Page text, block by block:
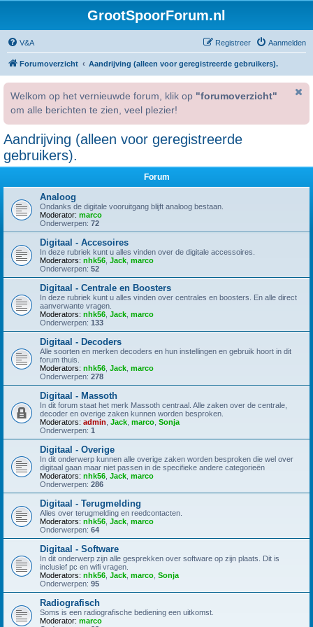
GrootSpoorForum.nl
V&A Aanmelden
Registreer
Forumoverzicht Aandrijving (alleen voor geregistreerde gebruikers).
Welkom op het vernieuwde forum, klik op "forumoverzicht"
om alle berichten te zien, veel plezier!
Aandrijving (alleen voor geregistreerde
gebruikers).
Forum
Analoog
Ondanks de digitale vooruitgang blijft analoog bestaan.
Moderator: marco
Onderwerpen: 72
Digitaal - Accesoires
In deze rubriek kunt u alles vinden over de digitale accessoires.
Moderators: nhk56 Jack marco
Onderwerpen: 52
Digitaal - Centrale en Boosters
In deze rubriek kunt u alles vinden over centrales en boosters. En alle direct
aanverwante vragen.
Moderators: nhk56 Jack marco
Onderwerpen: 133
Digitaal - Decoders
Alle soorten en merken decoders en hun instellingen en gebruik hoort in dit
forum thuis.
Moderators: nhk56 Jack marco
Onderwerpen: 278
Digitaal - Massoth
In dit forum staat het merk Massoth centraal. Alle zaken over de centrale,
decoder en overige zaken kunnen worden besproken.
Moderators: admin Jack marco Sonja
Onderwerpen: 1
Digitaal - Overige
In dit onderwerp kunnen alle overige zaken worden besproken die wel over
digitaal gaan maar niet passen in de specifieke andere categorieën
Moderators: nhk56 Jack marco
Onderwerpen: 286
Digitaal - Terugmelding
Alles over terugmelding en reedcontacten.
Moderators: nhk56 Jack marco
Onderwerpen: 64
Digitaal - Software
In dit onderwerp zijn alle gesprekken over software op zijn plaats. Dit is
inclusief pc en wifi vragen.
Moderators: nhk56 Jack marco Sonja
Onderwerpen: 95
Radiografisch
Soms is een radiografische bediening een uitkomst.
Moderator: marco